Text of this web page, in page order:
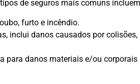
de seguros mais comuns
furto e incêndio.
inclui danos causados por colisões,
para danos materiais e/ou corporais